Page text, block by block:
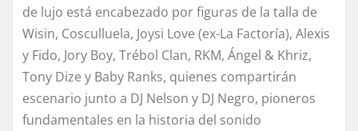
de lujo está encabezado por figuras de la talla de
Wisin, Cosculluela, Joysi Love (ex-La Factoría), Alexis
y Fido, Jory Boy, Trébol Clan, RKM, Ángel & Khriz,
Tony Dize y Baby Ranks, quienes compartirán
escenario junto a DJ Nelson y DJ Negro, pioneros
fundamentales en la historia del sonido